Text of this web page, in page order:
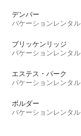
デンバー
バケーションレンタル
ブリッケンリッジ
バケーションレンタル
エステス・パーク
バケーションレンタル
ボルダー
バケーションレンタル